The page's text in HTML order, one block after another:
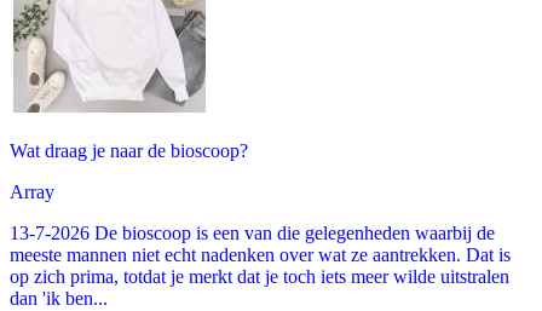
Wat draag je naar de bioscoop?
Array
13-7-2026 De bioscoop is een van die gelegenheden waarbij de
meeste mannen niet echt nadenken over wat ze aantrekken. Dat is
op zich prima, totdat je merkt dat je toch iets meer wilde uitstralen
dan 'ik ben...